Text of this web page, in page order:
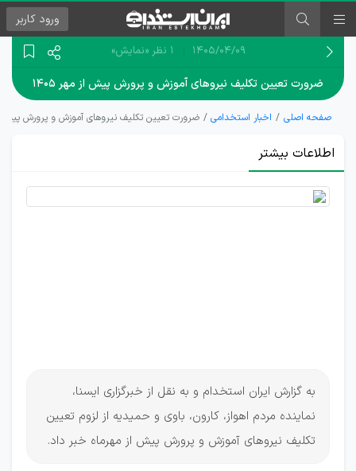
ورود کاربر
۱۴۰۵/۰۴/۰۹ 1 نظر «نمایش»
ضرورت تعیین تکلیف نیروهای آموزش و پرورش پیش از مهر ۱۴۰۵
صفحه اصلی اخبار استخدامی ضرورت تعیین تکلیف نیروهای آموزش و پرورش پیش از
اطلاعات بیشتر
درخواست
به گزارش ایران استخدام و به نقل از خبرگزاری ایسنا،
نماینده مردم اهواز، کارون، باوی و حمیدیه از لزوم تعیین
تکلیف نیروهای آموزش و پرورش پیش از مهرماه خبر داد.